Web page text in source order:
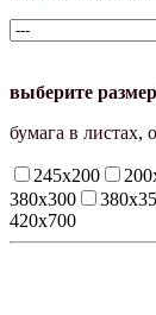
выберите
бумага в листах,
245х200
380х300
420х700